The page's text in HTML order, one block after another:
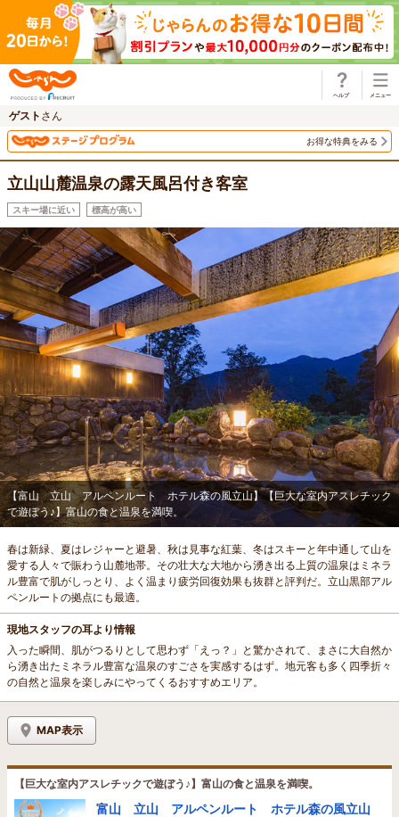
ゲスト さん
お得な特典をみる
立山山麓温泉の露天風呂付き客室
スキー場に近い 標高が高い
【富山 立山 アルペンルート ホテル森の風立山】【巨大な室内アスレチック
で遊ぼう♪】富山の食と温泉を満喫。
春は新緑、夏はレジャーと避暑、秋は見事な紅葉、冬はスキーと年中通して山を
愛する人々で賑わう山麓地帯。その壮大な大地から湧き出る上質の温泉はミネラ
ル豊富で肌がしっとり、よく温まり疲労回復効果も抜群と評判だ。立山黒部アル
ペンルートの拠点にも最適。
現地スタッフの耳より情報
入った瞬間、肌がつるりとして思わず「えっ？」と驚かされて、まさに大自然か
ら湧き出たミネラル豊富な温泉のすごさを実感するはず。地元客も多く四季折々
の自然と温泉を楽しみにやってくるおすすめエリア。
MAP表示
【巨大な室内アスレチックで遊ぼう♪】富山の食と温泉を満喫。
富山 立山 アルペンルート ホテル森の風立山